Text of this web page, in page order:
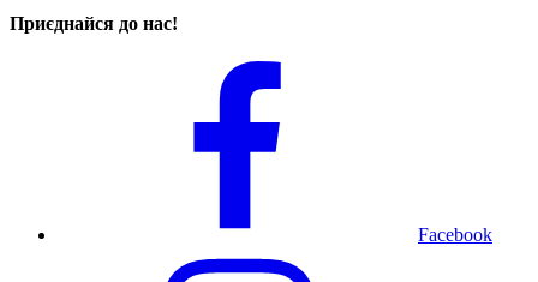
Приєднайся до нас!
Facebook